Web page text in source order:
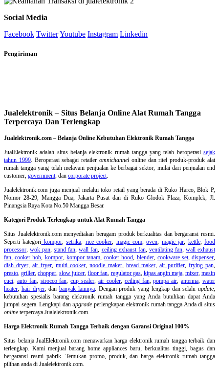
Social Media
Facebook TwitterYoutube Instagram Linkedin
Pengiriman
Jualelektronik – Situs Belanja Online Alat Rumah Tangga
Terpercaya Dan Terlengkap
Jualelektronik.com – Belanja Online Kebutuhan Elektronik Rumah Tangga
JualElektronik adalah situs belanja elektronik rumah tanggayang telah beroperasisejak
tahun 1999. Beroperasi sebagai retaileromnichannel online dan ritel produk-produk alat
rumah tangga yang telah melayani penjualan ke berbagai sektor, mulai dari penjualan end
customer, government , dan corporate project
Jualelektronik.com juga menjual melalui toko retail yang berada di Ruko Harco, Blok P,
Nomor 28-29, Mangga Dua, Jakarta Pusat dan di Ruko Glodok Plaza, Komplek, Jl.
Pinangsia Raya Kota No.50 Mangga Besar.
Kategori Produk Terlengkap untuk Alat Rumah Tangga
Situs Jualelektronik.com menyediakan beragam produk berkualitas dan bergaransi resmi.
Seperti kategori kompor,setrika rice cooker magic com,oven magic jar kettle,food
processor ,wok pan ,stand fan ,wall fan ceiling exhaust fan, ventilating fan, wall exhaust
fan ,cooker hob kompor, kompor tanam,cooker hood blender, cookware set,dispenser
dish dryer ,air fryer ,multi cooker ,noodle maker, bread maker, air purifier, frying pan
presto ,griller ,chopper ,slow juicer ,floor fan regulator gas, kipas angin meja, mixer,mesin
cuci auto fan, sirocco fan ,cup sealer ,air cooler, ceiling fan,pompa air ,antenna ,water
heater hair dryer, dan banyak lainnya. Dengan produk yang lengkap dan selalu update
kebutuhan spesialis barang elektronik rumah tangga yang Anda butuhkan dapat Anda
jumpai segera. Lengkapi danupgrade perlengkapan elektronik rumah tangga Anda di situs
online terpercaya Jualelektronik.com.
Harga Elektronik Rumah Tangga Terbaik dengan Garansi Original 100%
Situs belanjaJualElektronik.com menawarkan harga elektronik rumah tangga terbaik dan
terlengkap. Kami menjual barang home appliances baru, berkualitas tinggi, bagus dan
bergaransi resmi pabrik. Temukan promo, produk, dan harga elektronik rumah tangga
pilihan anda di Jualelektronik.com.